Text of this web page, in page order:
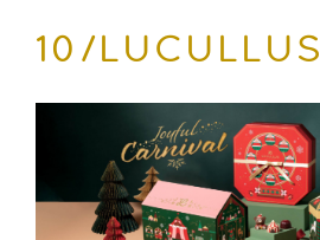
10/LUCULLUS